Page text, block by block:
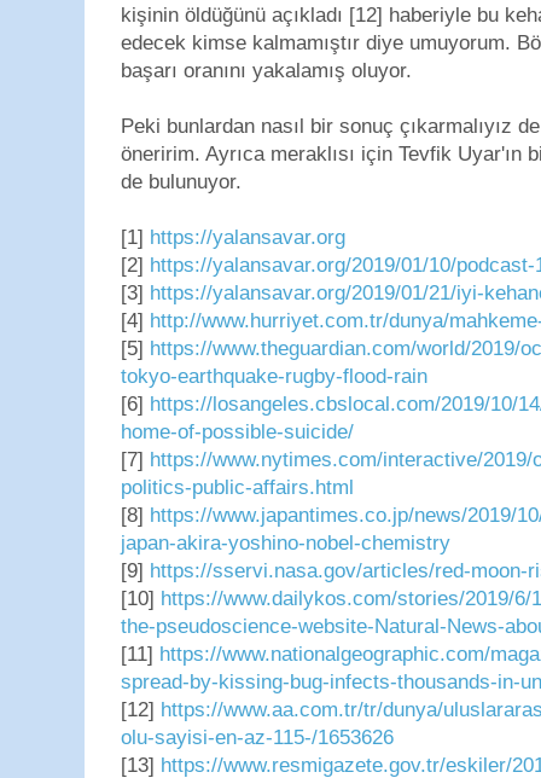
kişinin öldüğünü açıkladı [12] haberiyle bu
edecek kimse kalmamıştır diye umuyorum.
başarı oranını yakalamış oluyor.
Peki bunlardan nasıl bir sonuç çıkarmalıyız
öneririm. Ayrıca meraklısı için Tevfik Uyar'ın
de bulunuyor.
[1] https://yalansavar.org
[2] https://yalansavar.org/2019/01/10/
[3] https://yalansavar.org/2019/01/21/iyi-
[4] http://www.hurriyet.com.tr/dunya/
[5] https://www.theguardian.com/world/2019/
tokyo-earthquake-rugby-flood-rain
[6] https://losangeles.cbslocal.com/2019/10/
home-of-possible-suicide/
[7] https://www.nytimes.com/interactive/2019/
politics-public-affairs.html
[8] https://www.japantimes.co.jp/news/2019/
japan-akira-yoshino-nobel-chemistry
[9] https://sservi.nasa.gov/articles/red-moon-
[10] https://www.dailykos.com/stories/2019/6/
the-pseudoscience-website-Natural-News-
[11] https://www.nationalgeographic.com/
spread-by-kissing-bug-infects-thousands-in-
[12] https://www.aa.com.tr/tr/dunya/
olu-sayisi-en-az-115-/1653626
[13] https://www.resmigazete.gov.tr/eskiler/